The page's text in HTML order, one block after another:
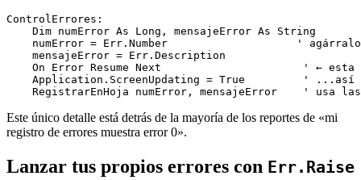
ControlErrores:
    Dim numError As Long, mensajeError As String
numError = Err.Number                    '
    mensajeError = Err.Description
On Error Resume Next                      ' ← esta
Application.ScreenUpdating = True         '
Este único detalle está detrás de la mayoría de los reportes de «mi
registro de errores muestra error 0».
Lanzar tus propios errores con Err.Raise